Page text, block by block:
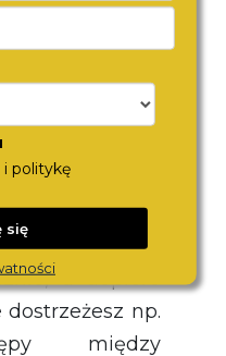
strony
wszystkim
zegarka.
może
wyglądać
a dopiero
dostrzeżesz np.
między
politykę
się